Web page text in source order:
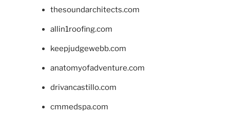
thesoundarchitects.com
allin1roofing.com
keepjudgewebb.com
anatomyofadventure.com
drivancastillo.com
cmmedspa.com